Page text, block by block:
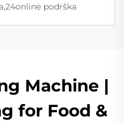
podrška
Machine |
for Food &